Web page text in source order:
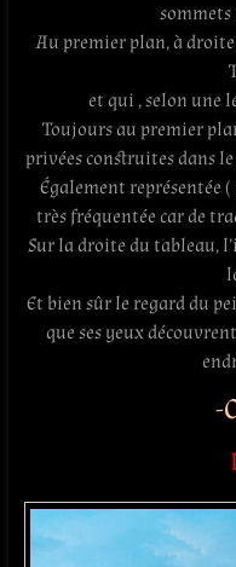
Au premier plan, à
et qui , selon une
Toujours au premier
privées construites dans
Également représentée
très fréquentée car de
Sur la droite du tableau,
Et bien sûr le regard du
que ses yeux
-